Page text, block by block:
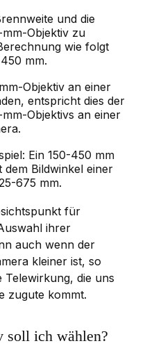
und die
Objektiv zu
wie folgt
mm.
Objektiv an einer
entspricht dies der
Objektivs an einer
Ein 150-450 mm
dem Bildwinkel einer
675 mm.
für
ihrer
auch wenn der
kleiner ist, so
Telewirkung, die uns
zugute kommt.
soll ich wählen?